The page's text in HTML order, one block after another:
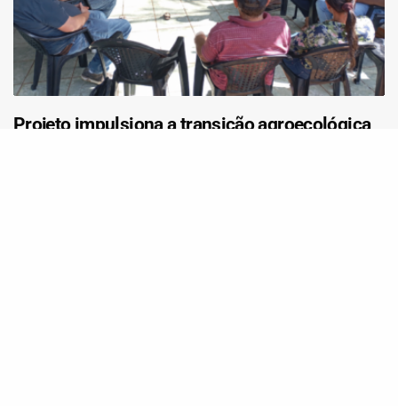
Projeto impulsiona a transição agroecológica